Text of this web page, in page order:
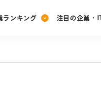
[27卒] 本選考体
ランキング 注目の企業・